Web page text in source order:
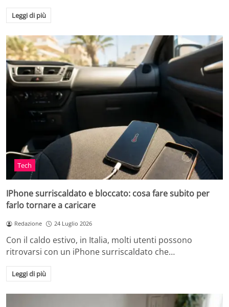
Leggi di più
Tech
IPhone surriscaldato e bloccato: cosa fare subito per
farlo tornare a caricare
Redazione 24 Luglio 2026
Con il caldo estivo, in Italia, molti utenti possono
ritrovarsi con un iPhone surriscaldato che…
Leggi di più